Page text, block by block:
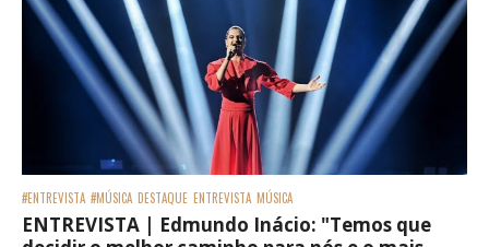
#ENTREVISTA #MÚSICA DESTAQUE ENTREVISTA MÚSICA
ENTREVISTA | Edmundo Inácio: "Temos que